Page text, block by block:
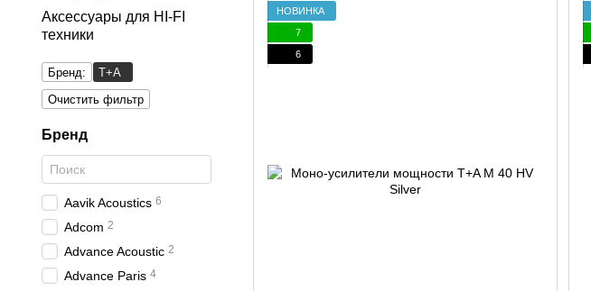
НОВИНКА
7
6
Аксессуары для HI-FI
техники
Бренд:
T+A
Очистить фильтр
Бренд
Aavik Acoustics 6
Adcom 2
Advance Acoustic 2
Advance Paris 4